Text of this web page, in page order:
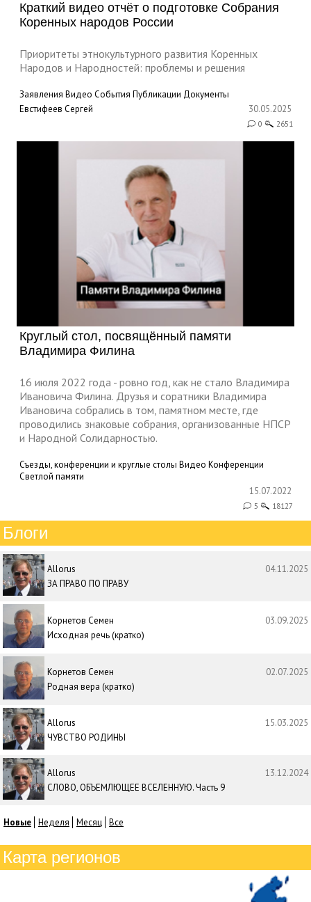
Краткий видео отчёт о подготовке Собрания
Коренных народов России
Приоритеты этнокультурного развития Коренных
Народов и Народностей: проблемы и решения
Заявления Видео События Публикации Документы
Евстифеев Сергей
30.05.2025
0 2651
Круглый стол, посвящённый памяти
Владимира Филина
16 июля 2022 года - ровно год, как не стало Владимира
Ивановича Филина. Друзья и соратники Владимира
Ивановича собрались в том, памятном месте, где
проводились знаковые собрания, организованные НПСР
и Народной Солидарностью.
Съезды, конференции и круглые столы Видео Конференции
Светлой памяти
15.07.2022
5 18127
Блоги
Allorus
04.11.2025
ЗА ПРАВО ПО ПРАВУ
Корнетов Семен
03.09.2025
Исходная речь (кратко)
Корнетов Семен
02.07.2025
Родная вера (кратко)
Allorus
15.03.2025
ЧУВСТВО РОДИНЫ
Allorus
13.12.2024
СЛОВО, ОБЪЕМЛЮЩЕЕ ВСЕЛЕННУЮ. Часть 9
Новые Неделя Месяц Все
Карта регионов